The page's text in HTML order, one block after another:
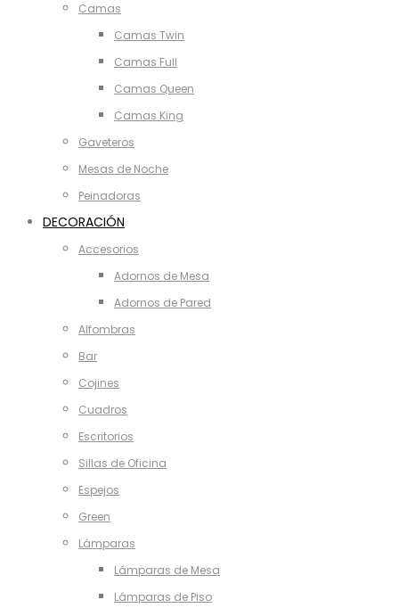
Camas
Camas Twin
Camas Full
Camas Queen
Camas King
Gaveteros
Mesas de Noche
Peinadoras
DECORACIÓN
Accesorios
Adornos de Mesa
Adornos de Pared
Alfombras
Bar
Cojines
Cuadros
Escritorios
Sillas de Oficina
Espejos
Green
Lámparas
Lámparas de Mesa
Lámparas de Piso